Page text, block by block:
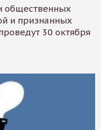
общественных
и признанных
30 октября